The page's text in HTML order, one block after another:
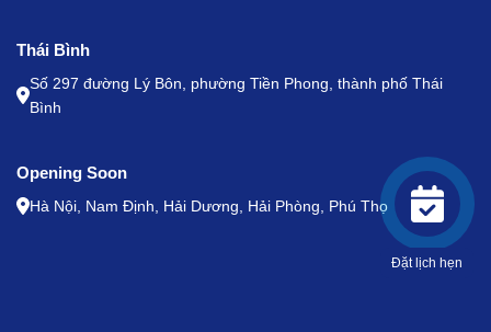
Thái Bình
Số 297 đường Lý Bôn, phường Tiền Phong, thành phố Thái
Bình
Opening Soon
Hà Nội, Nam Định, Hải Dương, Hải Phòng, Phú Thọ
Đặt lịch hẹn